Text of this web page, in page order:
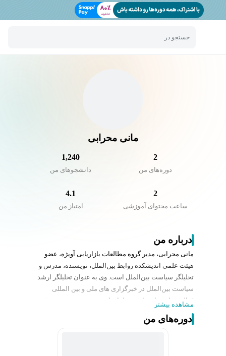
جستجو در
مانی محرابی
2
دوره‌های من
1,240
دانشجو‌های من
2
ساعت محتوای آموزشی
4.1
امتیاز من
درباره من
مانی محرابی، مدیر گروه مطالعات بازاریابی آویژه، عضو
هیئت علمی اندیشکده روابط بین‌الملل، نویسنده، مدرس و
تحلیلگر سیاست بین‌الملل است. وی به عنوان تحلیلگر ارشد
سیاست بین‌الملل در خبرگزاری های ملی و بین المللی
فعالیت دارد و از صاحب نظران این حوزه محسوب می شود.
از آثار محرابی می‌توان به "کتاب بازاریابی سیاسی انتخابات"
به عنوان نخستین کتاب آموزش بازاریابی سیاسی انتخابات در
مشاهده بیشتر
دوره‌های من